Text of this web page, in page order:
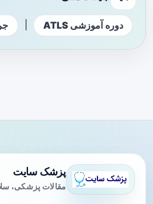
دوره آموزشی ATLS
پزشک سایت
مقالات پزشکی،